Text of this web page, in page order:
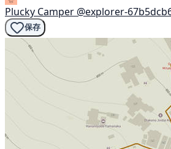
Plucky Camper @explorer-
保存